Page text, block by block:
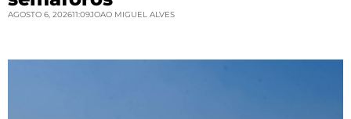
AGOSTO 6, 202611:09JOAO MIGUEL ALVES